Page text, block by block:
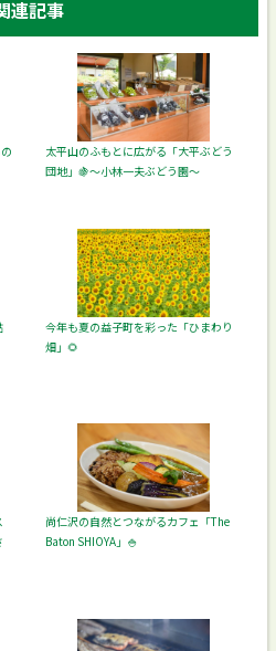
連記事
太平山のふもとに広がる「大平ぶどう
団地」🍇～小林一夫ぶどう園～
今年も夏の益子町を彩った「ひまわり
畑」🌻
尚仁沢の自然とつながるカフェ「The
Baton SHIOYA」🍚